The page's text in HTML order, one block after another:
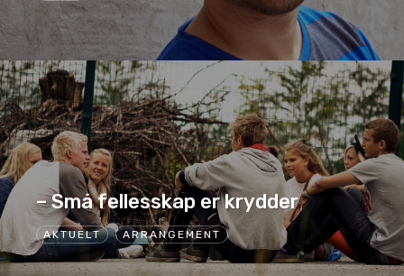
AKTUELT ARRANGEMENT
– Små fellesskap er krydder